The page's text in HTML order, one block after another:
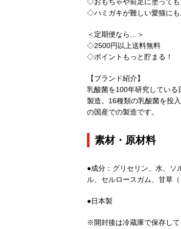
◇ハミガキが難しい愛猫に
＜定期便なら…＞
◇2500円以上送料無料
◇ポイントもっと貯まる！
【ブランド紹介】
乳酸菌を100年研究してい
製造。16種類の乳酸菌を投
の国産での製造です。
素材・原材料
●成分：グリセリン、水、ソ
ル、セルロースガム、甘草
●日本製
※開封後は冷蔵庫で保存し